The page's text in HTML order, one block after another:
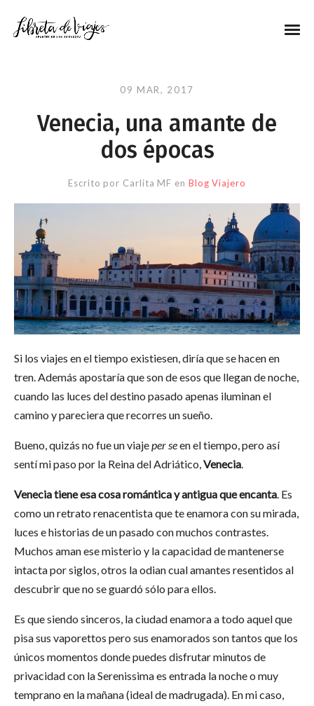
09 MAR, 2017
Venecia, una amante de
dos épocas
Escrito por Carlita MF en Blog Viajero
Si los viajes en el tiempo existiesen, diría que se hacen en
tren. Además apostaría que son de esos que llegan de noche,
cuando las luces del destino pasado apenas iluminan el
camino y pareciera que recorres un sueño.
Bueno, quizás no fue un viajeper seen el tiempo, pero así
sentí mi paso por la Reina del Adriático,Venecia.
Venecia tiene esa cosa romántica y antigua que encanta. Es
como un retrato renacentista que te enamora con su mirada,
luces e historias de un pasado con muchos contrastes.
Muchos aman ese misterio y la capacidad de mantenerse
intacta por siglos, otros la odian cual amantes resentidos al
descubrir que no se guardó sólo para ellos.
Es que siendo sinceros, la ciudad enamora a todo aquel que
pisa sus vaporettos pero sus enamorados son tantos que los
únicos momentos donde puedes disfrutar minutos de
privacidad con la Serenissima es entrada la noche o muy
temprano en la mañana (ideal de madrugada). En mi caso,